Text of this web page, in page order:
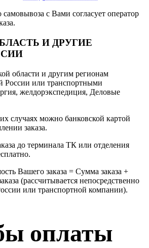
самовывоза с Вами согласует оператор
И ДРУГИЕ
области и другим регионам
России или транспортными
желдорэкспедиция, Деловые
случаях можно банковской картой
заказа.
до терминала ТК или отделения
Вашего заказа = Сумма заказа +
(рассчитывается непосредственно
или транспортной компании).
оплаты